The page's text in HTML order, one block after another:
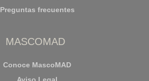
Preguntas frecuentes
MASCOMAD
Conoce MascoMAD